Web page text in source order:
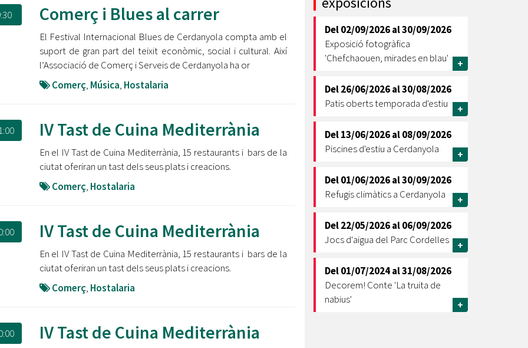
Ètica i Integritat
Retiment de Comptes
Dades Obertes
Catàleg de Serveis i Tràmits
Oberta la convocatòria d'Ajuts per a l'autoocupació
jove 2026
Cerdanyola opta a més de 5 milions d'euros del Pla de
Barris per transformar les Fontetes, Quatre Cantons i
l'entorn de l'avinguda Catalunya
El FIT presenta el cartell de la seva 16a edició i dona el
L’Ajuntament reparteix ulleres gratuïtes per veure
Entitats
Equipaments
Mercats Municipals
Webs Municipals
Comerç i Blues al carrer
El Festival Internacional Blues de Cerdanyola compta amb el
suport de gran part del teixit econòmic, social i cultural. Així
l’Associació de Comerç i Serveis de Cerdanyola ha or
Comerç, Música, Hostalaria
IV Tast de Cuina Mediterrània
En el IV Tast de Cuina Mediterrània, 15 restaurants i bars de la
ciutat oferiran un tast dels seus plats i creacions.
Comerç, Hostalaria
IV Tast de Cuina Mediterrània
En el IV Tast de Cuina Mediterrània, 15 restaurants i bars de la
ciutat oferiran un tast dels seus plats i creacions.
Comerç, Hostalaria
IV Tast de Cuina Mediterrània
Del02/09/2026al30/09/2026
Exposició fotogràfica
'Chefchaouen, mirades en blau'
+
Del26/06/2026al30/08/2026
Patis oberts temporada d'estiu
+
Del13/06/2026al08/09/2026
Piscines d'estiu a Cerdanyola
+
Del01/06/2026al30/09/2026
Refugis climàtics a Cerdanyola
+
Del22/05/2026al06/09/2026
Jocs d'aigua del Parc Cordelles
+
Del01/07/2024al31/08/2026
Decorem! Conte 'La truita de
nabius'
+